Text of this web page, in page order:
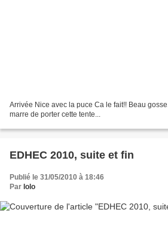
Arrivée Nice avec la puce Ca le fait!! Beau
marre de porter cette tente...
EDHEC 2010, suite et fin
Publié le 31/05/2010 à 18:46
Par lolo